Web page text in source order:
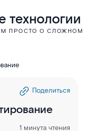
технологии
ПРОСТО О СЛОЖНОМ
Поделиться
1 минута чтения